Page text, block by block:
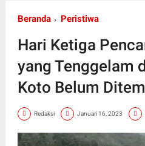
Beranda Peristiwa
Hari Ketiga
yang Tenggelam
Koto Belum
Redaksi Januari 16, 2023